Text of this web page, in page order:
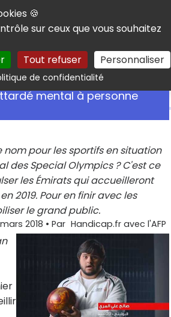
cookies
🍪
sur ceux que vous souhaitez
Tout refuser Personnaliser
de confidentialitéRechercher
mental à personne
pour les sportifs en situation
des Special Olympics ? C'est ce
les Émirats qui accueilleront
2019. Pour en finir avec les
le grand public.
mars 2018 • Par Handicap.fr avec l'AFP